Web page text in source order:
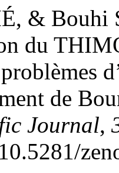
& Bouhi
du
de
Journal,